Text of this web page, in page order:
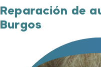
Reparación de
Burgos